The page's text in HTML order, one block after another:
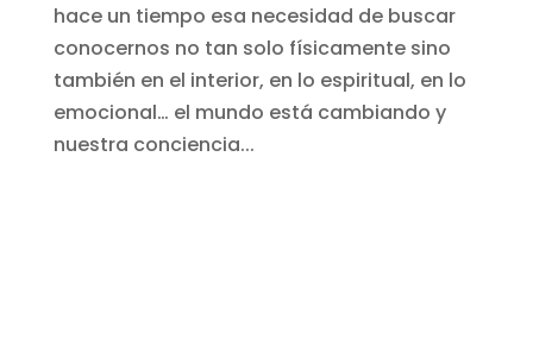
hace un tiempo esa necesidad de buscar
conocernos no tan solo físicamente sino
también en el interior, en lo espiritual, en lo
emocional… el mundo está cambiando y
nuestra conciencia...